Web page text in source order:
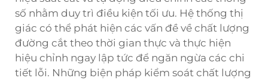
số nhằm duy trì điều kiện tối ưu. Hệ thống thị
giác có thể phát hiện các vấn đề về chất lượng
đường cắt theo thời gian thực và thực hiện
hiệu chỉnh ngay lập tức để ngăn ngừa các chi
tiết lỗi. Những biện pháp kiểm soát chất lượng